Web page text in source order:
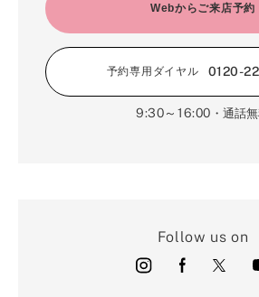
Webからご来店予約
予約専用ダイヤル 0120-
9:30～16:00 ・通話
Follow us on